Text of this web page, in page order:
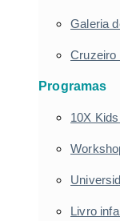
Galeria
Cruzeiro
Programas
10X
Livro